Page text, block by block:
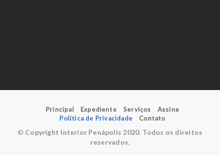
Principal Expediente Serviços
Assine
Política de Privacidade
Contato
© Copyright Interior Penápolis 2020. Todos os direitos
reservados.